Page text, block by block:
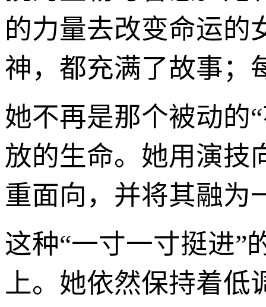
的力量去改变命运的
神，都充满了故事；
她不再是那个被动的
放的生命。她用演技
重面向，并将其融为
这种“一寸一寸挺进”
上。她依然保持着低